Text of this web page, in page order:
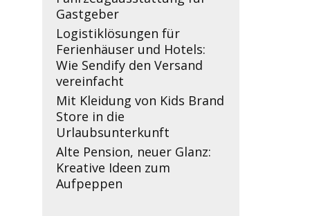
Gastgeber
Logistiklösungen für
Ferienhäuser und Hotels:
Wie Sendify den Versand
vereinfacht
Mit Kleidung von Kids Brand
Store in die
Urlaubsunterkunft
Alte Pension, neuer Glanz:
Kreative Ideen zum
Aufpeppen